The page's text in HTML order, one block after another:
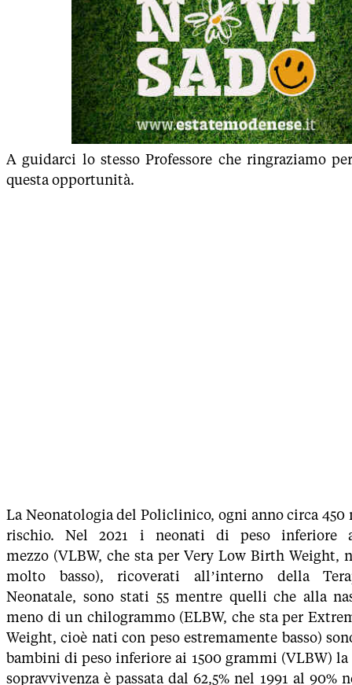
A guidarci lo stesso Professore che ringraziamo
questa opportunità.
La Neonatologia del Policlinico, ogni anno circa 450
rischio. Nel 2021 i neonati di peso
mezzo (VLBW, che sta per Very Low Birth Weight,
molto basso), ricoverati all’interno della
Neonatale, sono stati 55 mentre quelli che alla
meno di un chilogrammo (ELBW, che sta per
Weight, cioè nati con peso estremamente basso)
bambini di peso inferiore ai 1500 grammi (VLBW)
sopravvivenza è passata dal 62,5% nel 1991 al 90%